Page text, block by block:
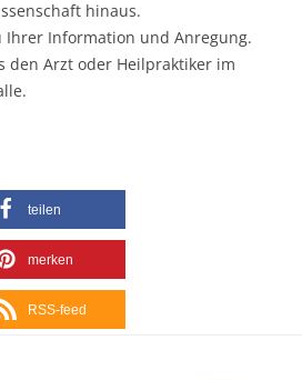
hinaus.
Ihrer Information und Anregung.
den Arzt oder Heilpraktiker im
teilen
merken
RSS-feed